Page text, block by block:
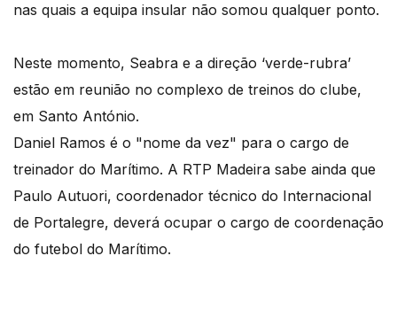
nas quais a equipa insular não somou qualquer ponto.
Neste momento, Seabra e a direção ‘verde-rubra’
estão em reunião no complexo de treinos do clube,
em Santo António.
Daniel Ramos é o "nome da vez" para o cargo de
treinador do Marítimo. A RTP Madeira sabe ainda que
Paulo Autuori, coordenador técnico do Internacional
de Portalegre, deverá ocupar o cargo de coordenação
do futebol do Marítimo.